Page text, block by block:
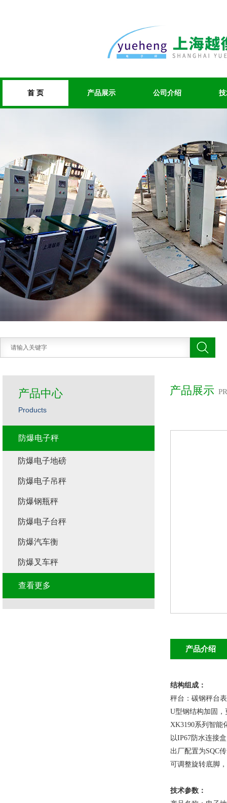
首 页 产品展示 公司介绍
产品展示
产品介绍
结构组成：
秤台：碳钢秤台
U型钢结构加固
XK3190系列智能
以IP67防水连接
出厂配置为SQC
可调整旋转底脚
技术参数：
产品中心
Products
防爆电子秤
防爆电子地磅
防爆电子吊秤
防爆钢瓶秤
防爆电子台秤
防爆汽车衡
防爆叉车秤
查看更多